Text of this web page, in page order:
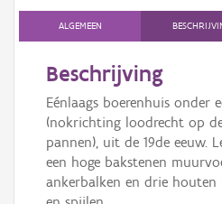
ALGEMEEN
Beschrijving
Eénlaags boerenhuis onder
(nokrichting loodrecht op
pannen), uit de 19de eeuw.
een hoge bakstenen
ankerbalken en drie